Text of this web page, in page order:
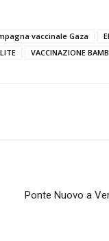
vaccinale Gaza
VACCINAZIONE
Ponte Nuovo a